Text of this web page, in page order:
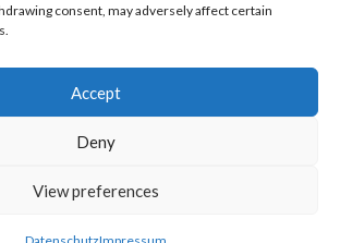
consent, may adversely affect certain
Accept
Deny
View preferences
Verband Bayern e.V.